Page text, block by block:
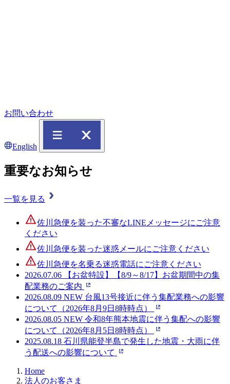
お問い合わせ
English
重要なお知らせ
一覧を見る
佐川急便を装った不審なLINEメッセージにご注意
ください
佐川急便を装った迷惑メールにご注意ください
佐川急便を名乗る迷惑電話にご注意ください
2026.07.06
【お盆特設】【8/9～8/17】お盆期間中の集
配業務のご案内
2026.08.09 NEW 台風13号接近に伴う集配業務への影響
について（2026年8月9日8時時点）
2026.08.05 NEW 令和8年熊本地震に伴う集配への影響
について（2026年8月5日8時時点）
2025.08.18 石川県能登半島で発生した地震・大雨に伴
う配送への影響について
Home
法人のお客さま